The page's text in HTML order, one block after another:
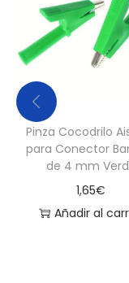
Pinza Cocodrilo
para Conector
de 4 mm
1,65€
Añadir al